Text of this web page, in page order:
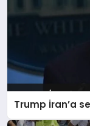
Trump İran’a